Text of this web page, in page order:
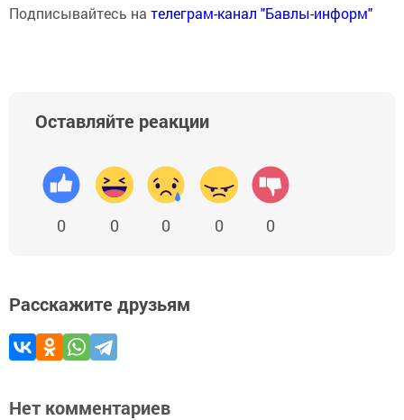
Подписывайтесь на телеграм-канал "Бавлы-информ"
Оставляйте реакции
0 0 0 0 0
Расскажите друзьям
Нет комментариев